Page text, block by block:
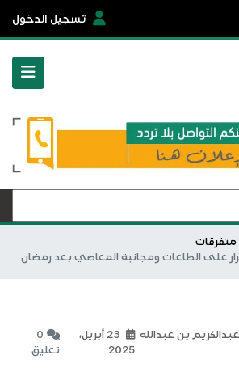
تسجيل الدخول
متفرقات
على الطاعات ومجانبة المعاصي بعد رمضان
بن عبدالله
23 أبريل،
2025
0
تعليق